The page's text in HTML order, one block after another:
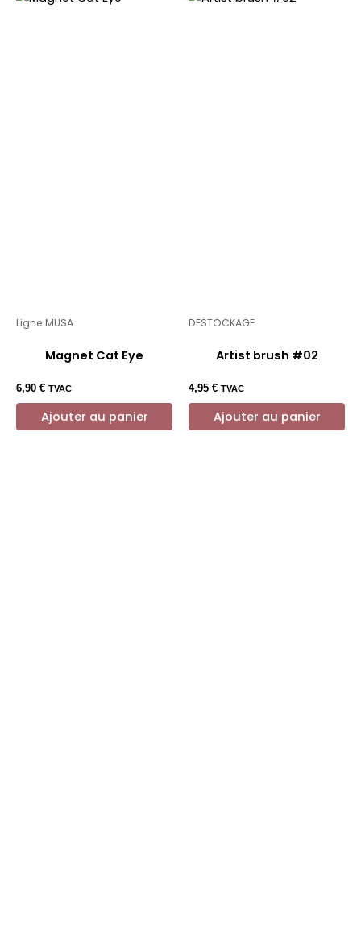
Ligne MUSA
Magnet Cat Eye
6,90 € TVAC
Ajouter au panier
DESTOCKAGE
Artist brush #02
4,95 € TVAC
Ajouter au panier